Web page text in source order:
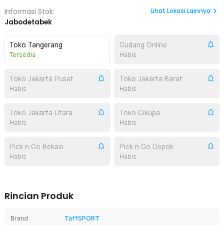
Informasi Stok:
Jabodetabek
Lihat Lokasi Lainnya
Toko Tangerang
Tersedia
Gudang Online
Habis
Toko Jakarta Pusat
Habis
Toko Jakarta Barat
Habis
Toko Jakarta Utara
Habis
Toko Cikupa
Habis
Pick n Go Bekasi
Habis
Pick n Go Depok
Habis
Rincian Produk
Brand
TaffSPORT